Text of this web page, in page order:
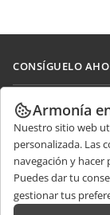
CONSÍGUELO
Docs
DocSpace
Workspace
Conectores
Aplicaciones de
COLABORAR
Para colaboradores
Para traductores
Para influencers
Vacantes
RECIBIR NOTICIAS
Blog
OBTENER AYUDA
Foro
Armonía
Nuestro sitio web
personalizada. Las
navegación y hacer
Puedes dar tu
gestionar tus